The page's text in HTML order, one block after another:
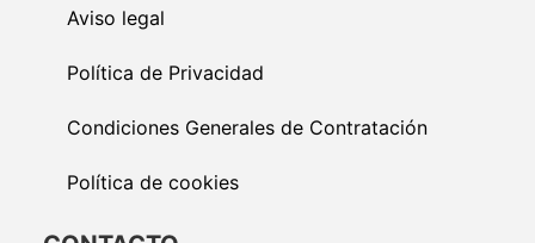
Aviso legal
Política de Privacidad
Condiciones Generales de Contratación
Política de cookies